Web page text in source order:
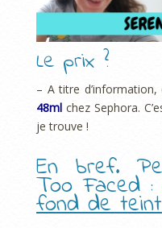
Le prix ?
– A titre
48ml chez Sephora.
je trouve !
En bref.
Too Faced :
fond de teint